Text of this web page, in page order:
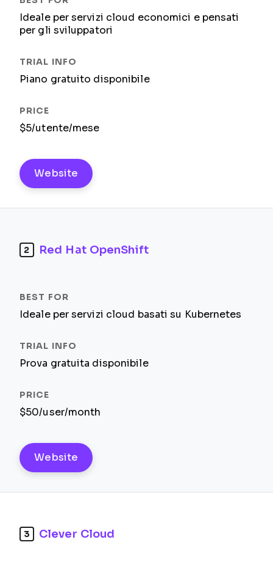
Ideale per servizi cloud economici e pensati
per gli sviluppatori
Piano gratuito disponibile
$5/utente/mese
Website
2 Red Hat OpenShift
Ideale per servizi cloud basati su Kubernetes
Prova gratuita disponibile
$50/user/month
Website
3 Clever Cloud